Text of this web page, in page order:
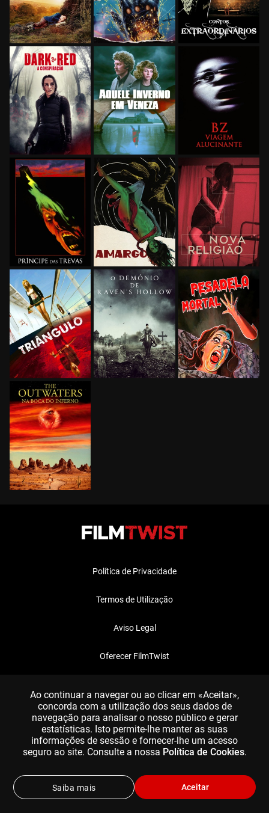
Política de Privacidade
Termos de Utilização
Aviso Legal
Oferecer FilmTwist
Ao continuar a navegar ou ao clicar em «Aceitar»,
concorda com a utilização dos seus dados de
navegação para analisar o nosso público e gerar
estatísticas. Isto permite-lhe manter as suas
informações de sessão e fornecer-lhe um acesso
seguro ao site. Consulte a nossa Política de Cookies.
Aceitar
Saiba mais